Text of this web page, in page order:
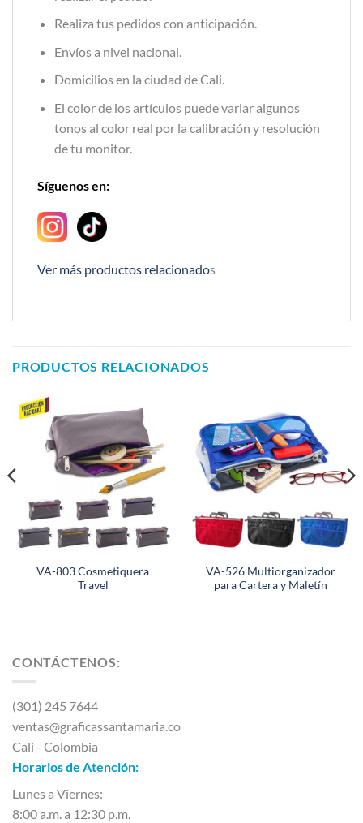
Realiza tus pedidos con anticipación.
Envíos a nivel nacional.
Domicilios en la ciudad de Cali.
El color de los artículos puede variar algunos
tonos al color real por la calibración y resolución
de tu monitor.
Síguenos en:
Ver más productos relacionados
PRODUCTOS RELACIONADOS
VA-803 Cosmetiquera
Travel
VA-526 Multiorganizador
para Cartera y Maletín
CONTÁCTENOS:
(301) 245 7644
ventas@graficassantamaria.co
Cali - Colombia
Horarios de Atención:
Lunes a Viernes:
8:00 a.m. a 12:30 p.m.